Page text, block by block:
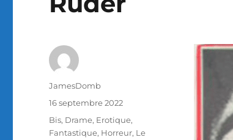
Auteur
JamesDomb
Publié
le
16 septembre 2022
Catégories
Bis, Drame, Erotique,
Fantastique, Horreur, Le